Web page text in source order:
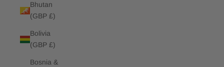
Bhutan
(GBP £)
Bolivia
(GBP £)
Bosnia &